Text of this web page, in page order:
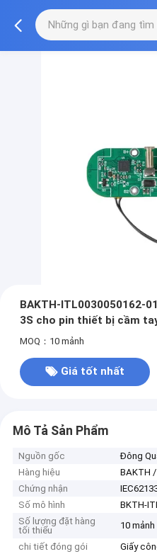
BAKTH-ITL0030050162-
3S cho pin thiết bị cầm
MOQ：10 mảnh
Giá tốt nhất
Mô Tả Sản Phẩm
Nguồn gốc
Đông
Hàng hiệu
BAKTH
Chứng nhận
Số mô hình
BKTH-
Số lượng đặt hàng
tối thiểu
10 mảnh
chi tiết đóng gói
Giấy